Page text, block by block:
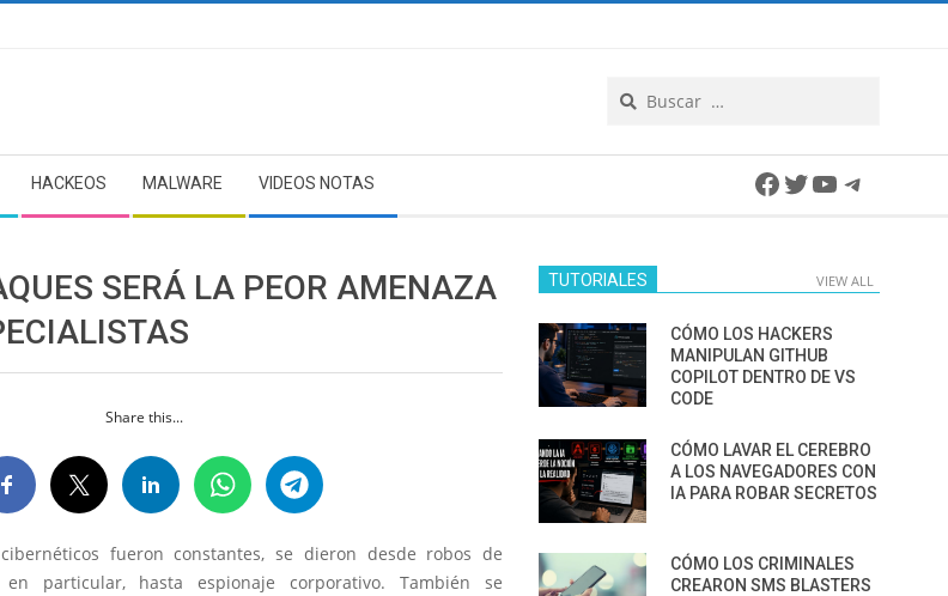
HACKEOS MALWARE VIDEOS NOTAS Facebook
Twitter
YouTube
SERÁ LA PEOR AMENAZA
Share this...
fueron constantes, se dieron desde robos de
particular, hasta espionaje corporativo. También se
TUTORIALES VIEW ALL
CÓMO LOS HACKERS
MANIPULAN GITHUB
COPILOT DENTRO DE VS
CODE
CÓMO LAVAR EL CEREBRO
A LOS NAVEGADORES CON
IA PARA ROBAR SECRETOS
CÓMO LOS CRIMINALES
CREARON SMS BLASTERS